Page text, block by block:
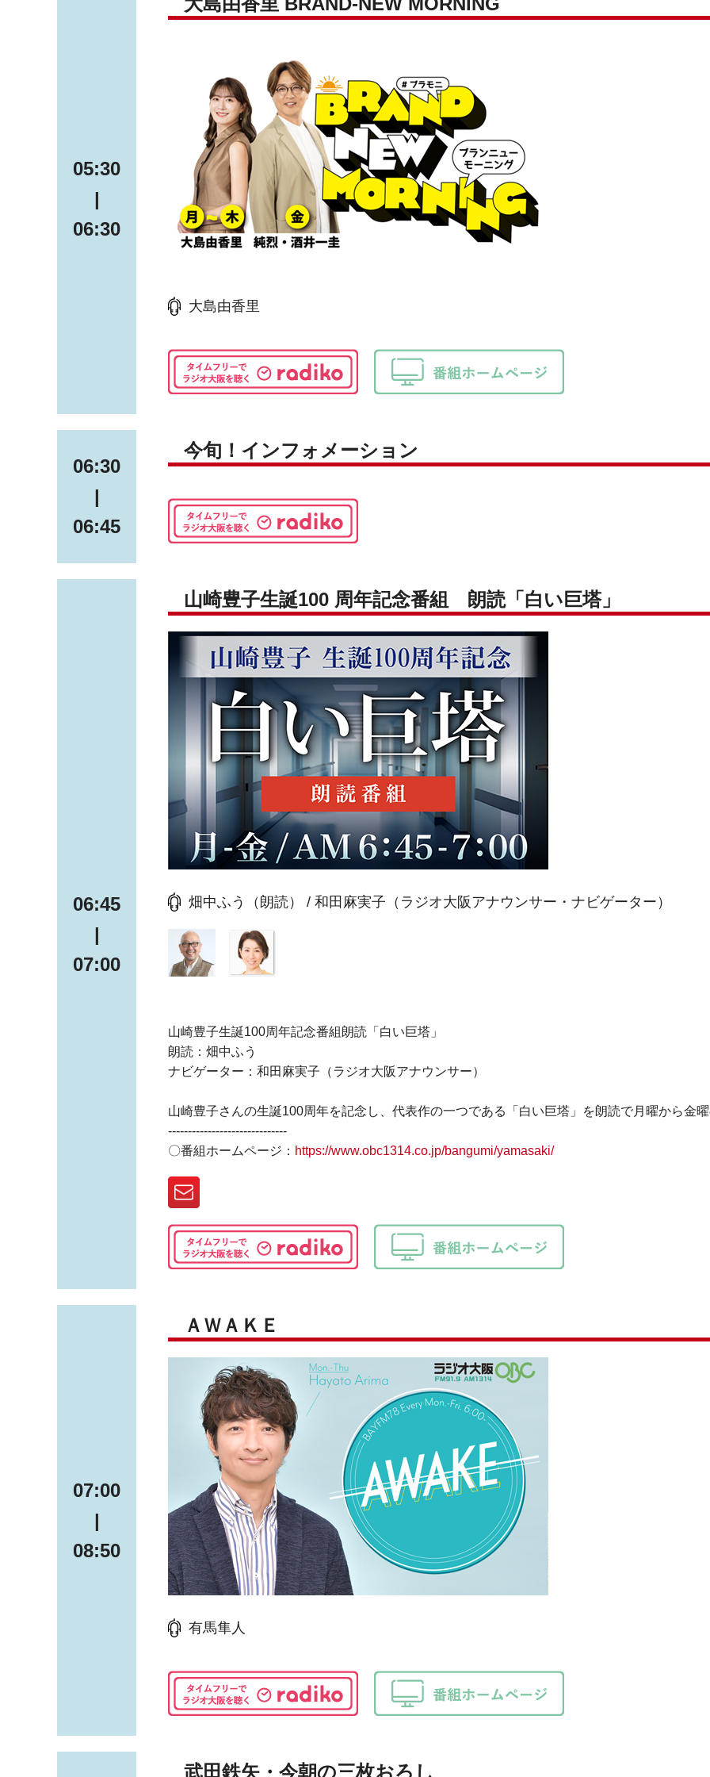
05:30
|
06:30
大島由香里
06:30
|
06:45
今旬！インフォメーション
06:45
|
07:00
山崎豊子生誕100 周年記念番組 朗読「白い巨塔」
畑中ふう（朗読） / 和田麻実子（ラジオ大阪アナウンサー・ナビゲーター）
山崎豊子生誕100周年記念番組朗読「白い巨塔」
朗読：畑中ふう
ナビゲーター：和田麻実子（ラジオ大阪アナウンサー）
山崎豊子さんの生誕100周年を記念し、代表作の一つである「白い巨塔」を朗読で月曜から金曜
------------------------------
〇番組ホームページ： https://www.obc1314.co.jp/bangumi/yamasaki/
07:00
|
08:50
ＡＷＡＫＥ
有馬隼人
武田鉄矢・今朝の三枚おろし